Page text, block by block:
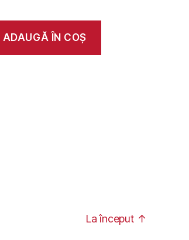
ADAUGĂ ÎN COȘ
La început ↑